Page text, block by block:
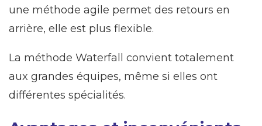
une méthode agile permet des retours en
arrière, elle est plus flexible.
La méthode Waterfall convient totalement
aux grandes équipes, même si elles ont
différentes spécialités.